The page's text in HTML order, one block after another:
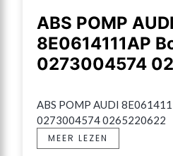
ABS POMP AUDI
8E0614111AP
0273004574
ABS POMP AUDI
0273004574 0265220622
MEER LEZEN